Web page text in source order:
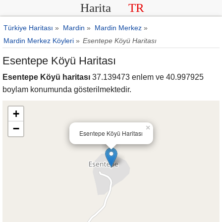
Harita TR
Türkiye Haritası » Mardin » Mardin Merkez »
Mardin Merkez Köyleri » Esentepe Köyü Haritası
Esentepe Köyü Haritası
Esentepe Köyü haritası 37.139473 enlem ve 40.997925
boylam konumunda gösterilmektedir.
Esentepe Köyü Haritası
×
+
−